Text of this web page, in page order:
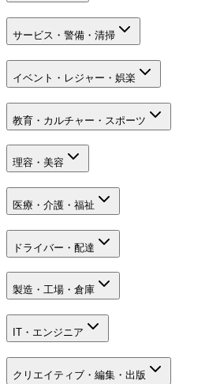
サービス・警備・清掃
イベント・レジャー・娯楽
教育・カルチャー・スポーツ
理容・美容
医療・介護・福祉
ドライバー・配達
製造・工場・倉庫
IT・エンジニア
クリエイティブ・編集・出版